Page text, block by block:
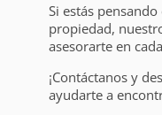
Si estás
propiedad,
asesorarte en
¡Contáctanos y
ayudarte a